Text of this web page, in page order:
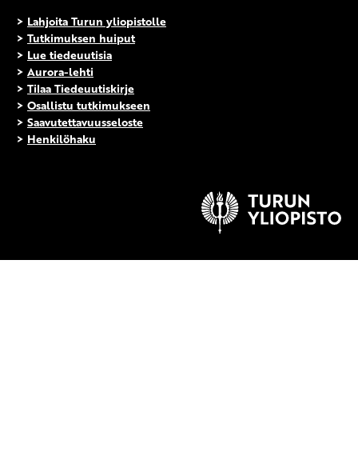
> Lahjoita Turun yliopistolle
> Tutkimuksen huiput
> Lue tiedeuutisia
> Aurora-lehti
> Tilaa Tiedeuutiskirje
> Osallistu tutkimukseen
> Saavutettavuusseloste
> Henkilöhaku